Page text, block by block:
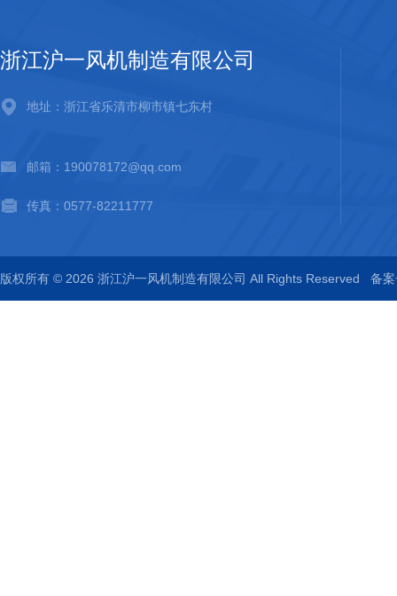
浙江沪一风机制造有限公司
地址：浙江省乐清市柳市镇七东村
邮箱：190078172@qq.com
传真：0577-82211777
版权所有 © 2026 浙江沪一风机制造有限公司 All Rights Reserved 备